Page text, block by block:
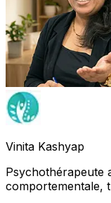
Vinita Kashyap
Psychothérapeute
comportementale,